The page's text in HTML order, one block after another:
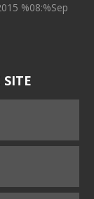
%08:%Sep
SITE